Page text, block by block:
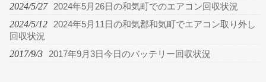
2024/5/27 2024年5月26日の和気町でのエアコン回収状況
2024/5/12
2024年5月11日の和気郡和気町でエアコン取り外し
回収状況
2017/9/3 2017年9月3日今日のバッテリー回収状況